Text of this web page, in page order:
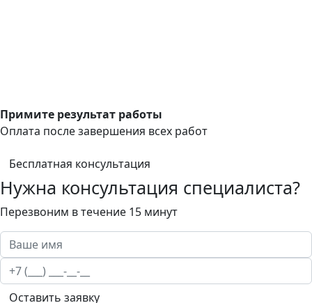
Примите результат работы
Оплата после завершения всех работ
Бесплатная консультация
Нужна консультация специалиста?
Перезвоним в течение 15 минут
Оставить заявку